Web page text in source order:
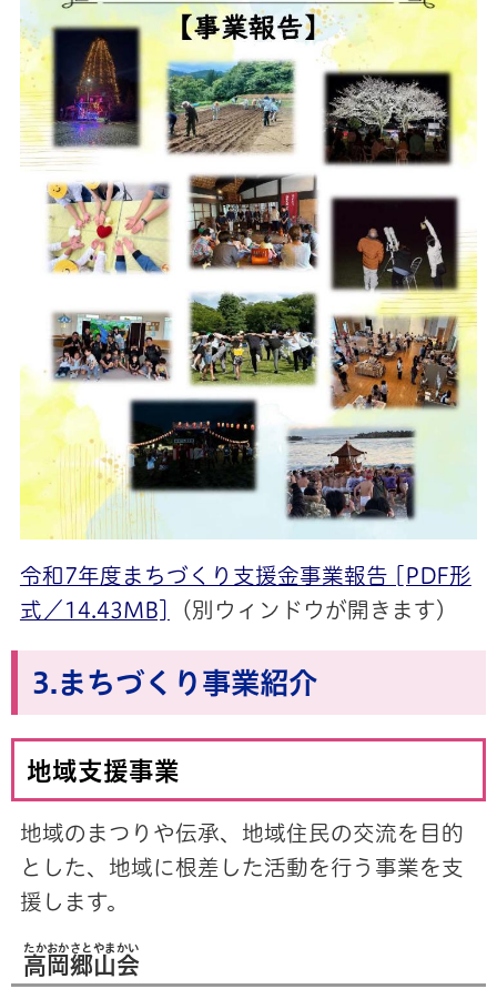
令和7年度まちづくり支援金事業報告 [PDF形
式／14.43MB]
（別ウィンドウが開きます）
3.まちづくり事業紹介
地域支援事業
地域のまつりや伝承、地域住民の交流を目的
とした、地域に根差した活動を行う事業を支
援します。
高岡郷山会
たかおかさとやまかい